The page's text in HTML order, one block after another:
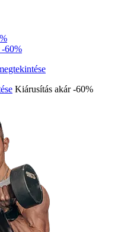
-60%
Kiárusítás akár -60%